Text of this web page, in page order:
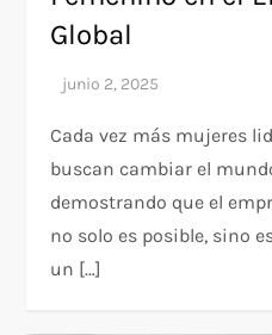
Global
Cada vez más mujeres
buscan cambiar el
demostrando que el
no solo es posible, sino
un […]